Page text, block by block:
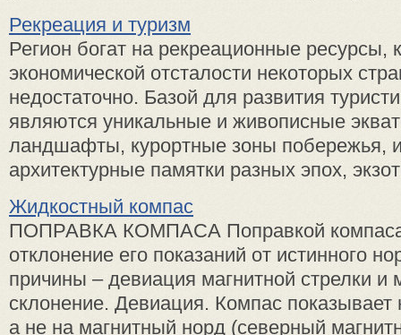
Рекреация и туризм
Регион богат на рекреационные ресурсы,
экономической отсталости некоторых
недостаточно. Базой для развития
являются уникальные и живописные
ландшафты, курортные зоны побережья,
архитектурные памятки разных эпох,
Жидкостный компас
ПОПРАВКА КОМПАСА Поправкой компаса
отклонение его показаний от истинного
причины – девиация магнитной стрелки и
склонение. Девиация. Компас показывает
а не на магнитный норд (северный